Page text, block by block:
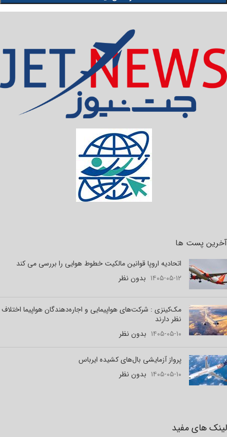
آخرین پست ها
اتحادیه اروپا قوانین مالکیت خطوط هوایی را بررسی می کند
۱۴۰۵-۰۵-۱۲ بدون نظر
مک‌کینزی : شرکت‌های هواپیمایی و اجاره‌دهندگان هواپیما اختلاف
نظر دارند
۱۴۰۵-۰۵-۱۰ بدون نظر
پرواز آزمایشی بال‌های کشیده ایرباس
۱۴۰۵-۰۵-۱۰ بدون نظر
لینک های مفید